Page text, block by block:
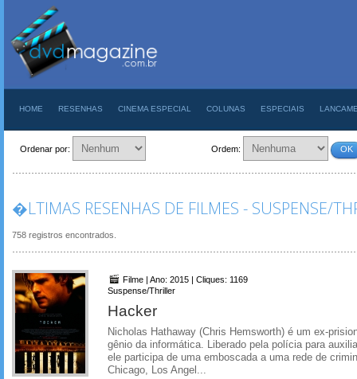
HOME RESENHAS CINEMA ESPECIAL COLUNAS ESPECIAIS
Ordenar por: Ordem: OK
�LTIMAS RESENHAS DE FILMES - SUSPENSE/
758 registros encontrados.
Filme | Ano: 2015 | Cliques: 1169
Suspense/Thriller
Hacker
Nicholas Hathaway (Chris Hemsworth) é um ex-
gênio da informática. Liberado pela polícia para
ele participa de uma emboscada a uma rede de
Chicago, Los Angel...